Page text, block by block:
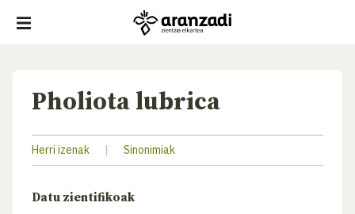
Pholiota lubrica
Herri izenak | Sinonimiak
Datu zientifikoak